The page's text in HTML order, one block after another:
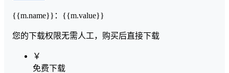
{{m.name}} ： {{m.value}}
您的下载权限无需人工，购买后直接下载
￥
免费下载